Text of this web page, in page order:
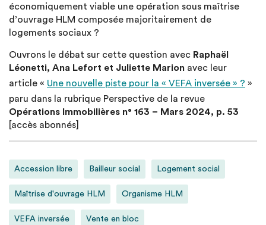
économiquement viable une opération sous maîtrise
d’ouvrage HLM composée majoritairement de
logements sociaux ?
Ouvrons le débat sur cette question avec Raphaël
Léonetti, Ana Lefort et Juliette Marion avec leur
article « Une nouvelle piste pour la « VEFA inversée » ? »
paru dans la rubrique Perspective de la revue
Opérations Immobilières n° 163 – Mars 2024, p. 53
[accès abonnés]
Accession libre Bailleur social Logement social
Maîtrise d'ouvrage HLM Organisme HLM
VEFA inversée Vente en bloc